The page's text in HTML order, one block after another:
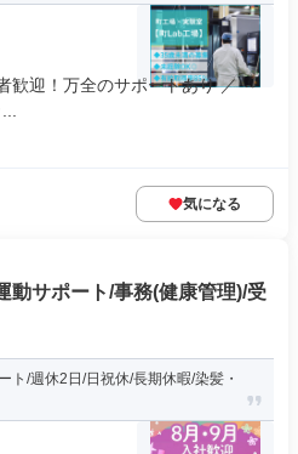
歓迎！万全のサポートあり ／ ～
気になる
動サポート/事務(健康管理)/受
ト/週休2日/日祝休/長期休暇/染髪・